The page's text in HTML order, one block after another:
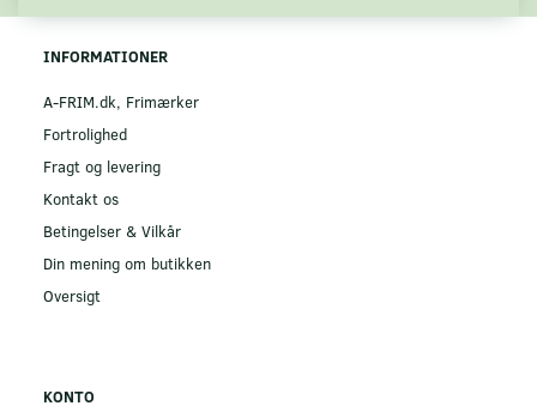
INFORMATIONER
A-FRIM.dk, Frimærker
Fortrolighed
Fragt og levering
Kontakt os
Betingelser & Vilkår
Din mening om butikken
Oversigt
KONTO